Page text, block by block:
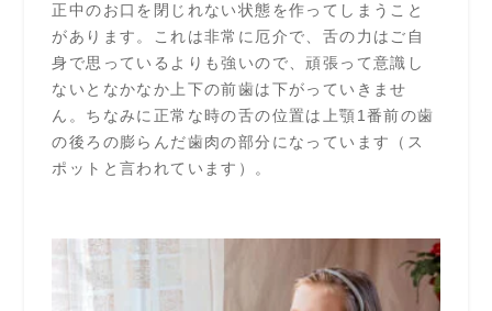
正中のお口を閉じれない状態を作ってしまうこと
があります。これは非常に厄介で、舌の力はご自
身で思っているよりも強いので、頑張って意識し
ないとなかなか上下の前歯は下がっていきませ
ん。ちなみに正常な時の舌の位置は上顎1番前の歯
の後ろの膨らんだ歯肉の部分になっています（ス
ポットと言われています）。